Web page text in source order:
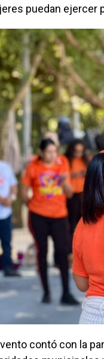
puedan ejercer
contó con la